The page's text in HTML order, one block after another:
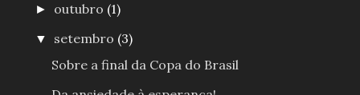
► outubro (1)
▼ setembro (3)
Sobre a final da Copa do Brasil